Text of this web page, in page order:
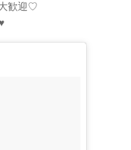
歓迎♡